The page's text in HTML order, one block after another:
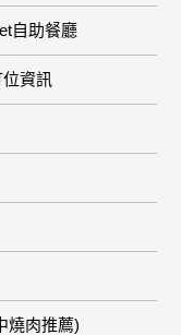
自助餐廳
資訊
燒肉推薦)